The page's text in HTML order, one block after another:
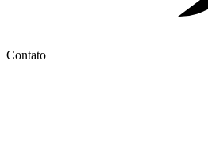
Contato